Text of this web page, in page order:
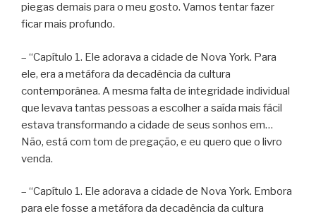
piegas demais para o meu gosto. Vamos tentar fazer
ficar mais profundo.
– “Capítulo 1. Ele adorava a cidade de Nova York. Para
ele, era a metáfora da decadência da cultura
contemporânea. A mesma falta de integridade individual
que levava tantas pessoas a escolher a saída mais fácil
estava transformando a cidade de seus sonhos em…
Não, está com tom de pregação, e eu quero que o livro
venda.
– “Capítulo 1. Ele adorava a cidade de Nova York. Embora
para ele fosse a metáfora da decadência da cultura